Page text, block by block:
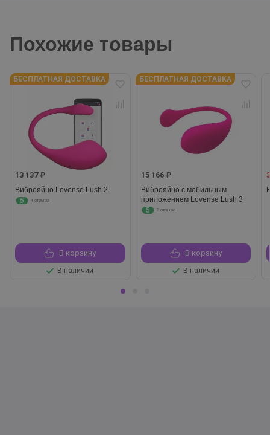
Похожие товары
БЕСПЛАТНАЯ ДОСТАВКА
13 137 ₽
Виброяйцо Lovense Lush 2
5
4 отзыва
В корзину
В наличии
БЕСПЛАТНАЯ ДОСТАВКА
15 166 ₽
Виброяйцо с мобильным
приложением Lovense Lush 3
5
2 отзыва
В корзину
В наличии